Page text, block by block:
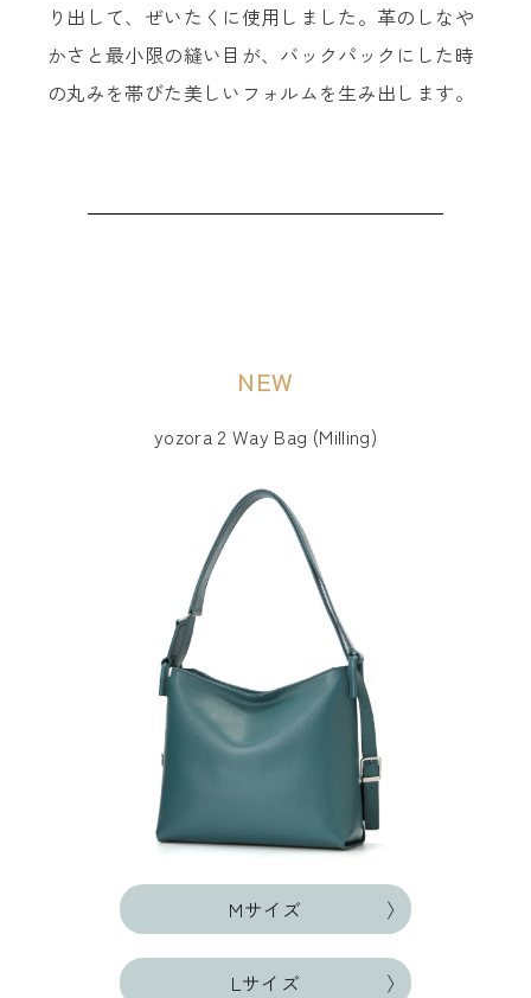
り出して、ぜいたくに使用しました。革のしなや
かさと最小限の縫い目が、バックパックにした時
の丸みを帯びた美しいフォルムを生み出します。
NEW
yozora 2 Way Bag (Milling)
Mサイズ
Lサイズ